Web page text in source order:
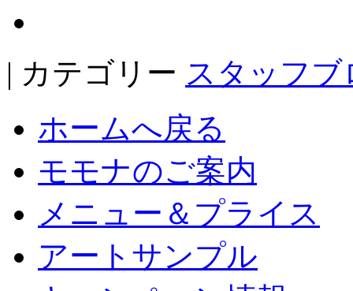
| カテゴリー スタッフブ
ホームへ戻る
モモナのご案内
メニュー＆プライス
アートサンプル